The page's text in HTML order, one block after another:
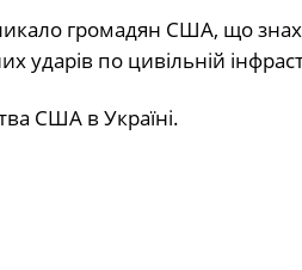
громадян США, що
по цивільній
США в Україні.